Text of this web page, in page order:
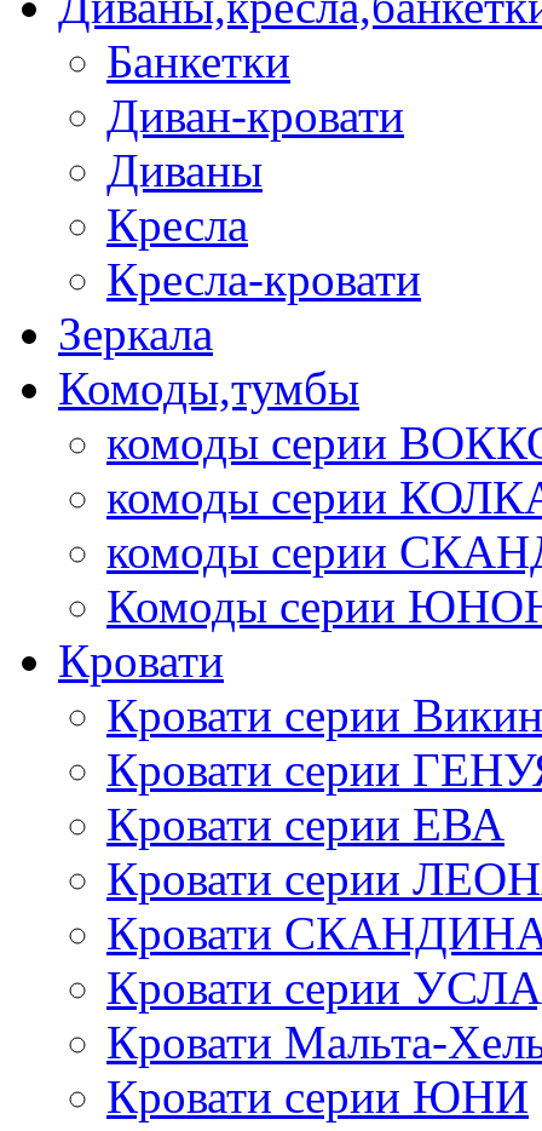
Банкетки
Диван-кровати
Диваны
Кресла
Кресла-кровати
Зеркала
Комоды,тумбы
комоды серии
комоды серии
комоды серии
Комоды серии
Кровати
Кровати серии
Кровати серии
Кровати серии ЕВА
Кровати серии
Кровати
Кровати серии
Кровати Мальта-
Кровати серии ЮНИ